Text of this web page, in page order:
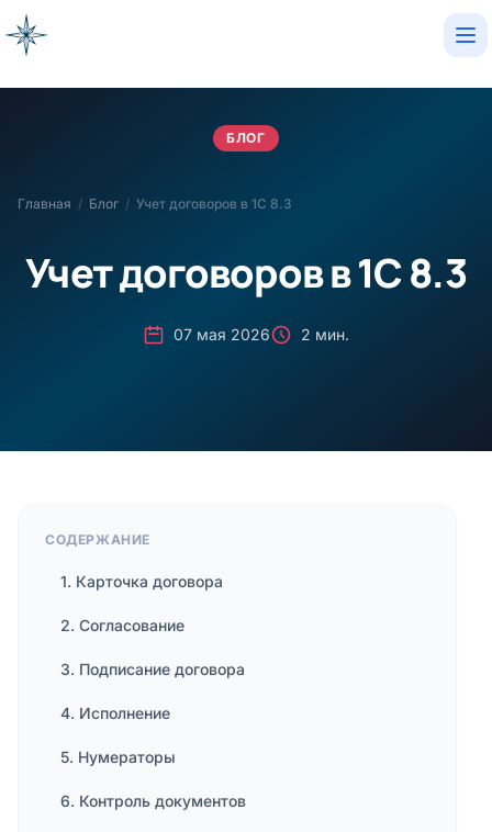
БЛОГ
Главная / Блог / Учет договоров в 1С 8.3
Учет договоров в 1С 8.3
07 мая 2026 2 мин.
СОДЕРЖАНИЕ
1. Карточка договора
2. Согласование
3. Подписание договора
4. Исполнение
5. Нумераторы
6. Контроль документов